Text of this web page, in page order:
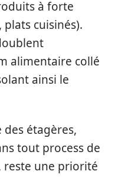
à forte
cuisinés).
alimentaire collé
ainsi le
des étagères,
tout process de
reste une priorité